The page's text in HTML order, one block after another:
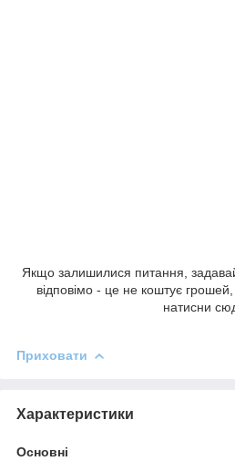
Якщо залишилися питання,
відповімо - це не коштує
натисни
Приховати
Характеристики
Основні